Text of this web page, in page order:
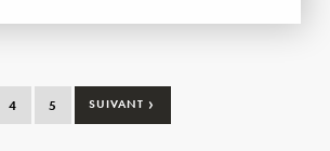
4 5 SUIVANT ›